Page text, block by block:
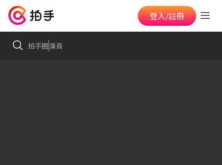
登入/註冊
拍手圈演員